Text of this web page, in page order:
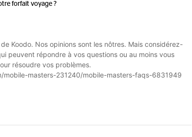
forfait voyage ?
Koodo. Nos opinions sont les nôtres. Mais considérez-
peuvent répondre à vos questions ou au moins vous
résoudre vos problèmes.
mobile-masters-231240/mobile-masters-faqs-6831949